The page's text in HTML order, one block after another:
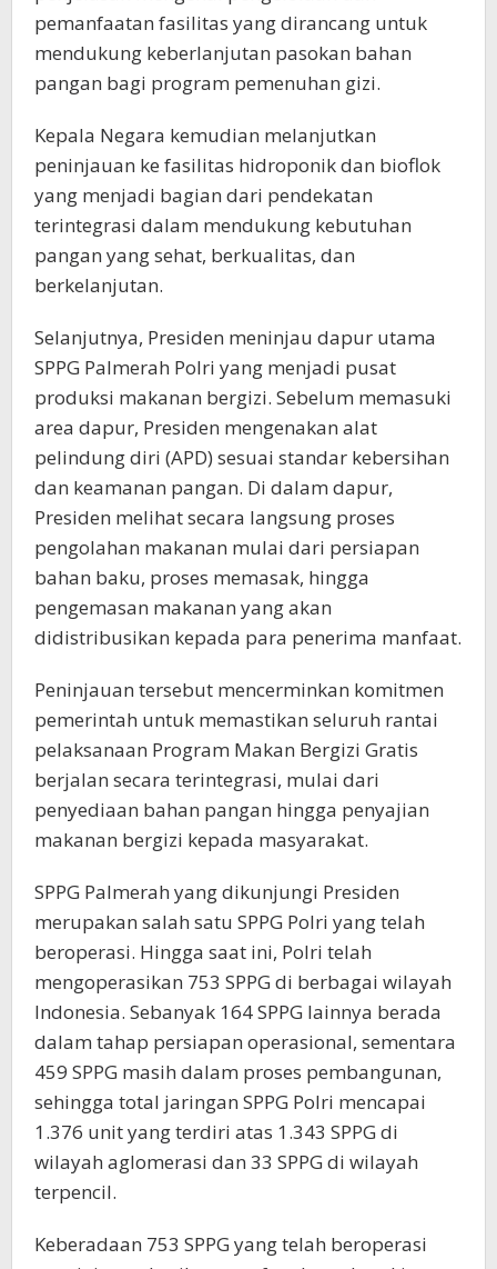
pemanfaatan fasilitas yang dirancang untuk
mendukung keberlanjutan pasokan bahan
pangan bagi program pemenuhan gizi.
Kepala Negara kemudian melanjutkan
peninjauan ke fasilitas hidroponik dan bioflok
yang menjadi bagian dari pendekatan
terintegrasi dalam mendukung kebutuhan
pangan yang sehat, berkualitas, dan
berkelanjutan.
Selanjutnya, Presiden meninjau dapur utama
SPPG Palmerah Polri yang menjadi pusat
produksi makanan bergizi. Sebelum memasuki
area dapur, Presiden mengenakan alat
pelindung diri (APD) sesuai standar kebersihan
dan keamanan pangan. Di dalam dapur,
Presiden melihat secara langsung proses
pengolahan makanan mulai dari persiapan
bahan baku, proses memasak, hingga
pengemasan makanan yang akan
didistribusikan kepada para penerima manfaat.
Peninjauan tersebut mencerminkan komitmen
pemerintah untuk memastikan seluruh rantai
pelaksanaan Program Makan Bergizi Gratis
berjalan secara terintegrasi, mulai dari
penyediaan bahan pangan hingga penyajian
makanan bergizi kepada masyarakat.
SPPG Palmerah yang dikunjungi Presiden
merupakan salah satu SPPG Polri yang telah
beroperasi. Hingga saat ini, Polri telah
mengoperasikan 753 SPPG di berbagai wilayah
Indonesia. Sebanyak 164 SPPG lainnya berada
dalam tahap persiapan operasional, sementara
459 SPPG masih dalam proses pembangunan,
sehingga total jaringan SPPG Polri mencapai
1.376 unit yang terdiri atas 1.343 SPPG di
wilayah aglomerasi dan 33 SPPG di wilayah
terpencil.
Keberadaan 753 SPPG yang telah beroperasi